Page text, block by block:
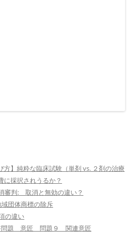
方】純粋な臨床試験（単剤 vs. ２剤の治療
に採択されうるか？
審判: 取消と無効の違い？
団体商標の除斥
の違い
問題 意匠 問題９ 関連意匠